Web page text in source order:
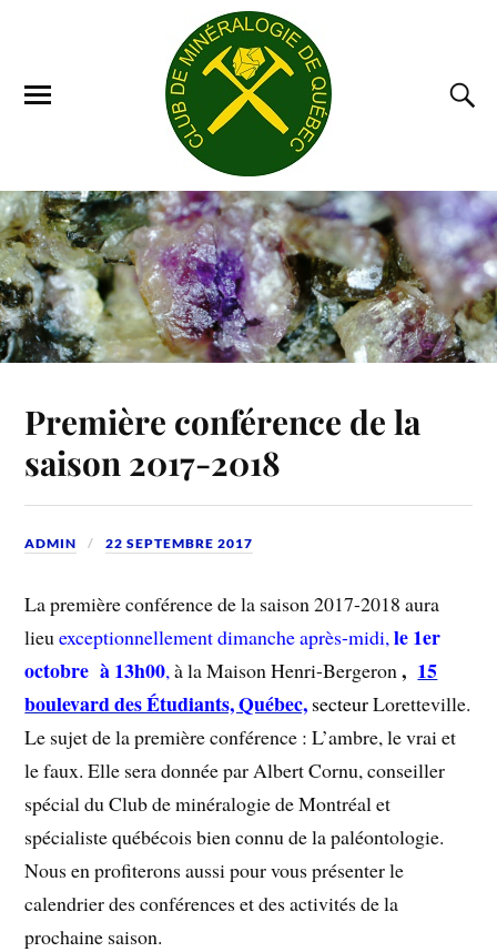
Première conférence de la
saison 2017-2018
ADMIN 22 SEPTEMBRE 2017
La première conférence de la saison 2017-2018 aura
lieuexceptionnellement dimanche après-midi,le 1er
octobre à 13h00,à la Maison Henri-Bergeron, 15
boulevard des Étudiants, Québec, secteurLoretteville.
Le sujet de la première conférence : L’ambre, le vrai et
le faux. Elle sera donnée par Albert Cornu, conseiller
spécial du Club de minéralogie de Montréal et
spécialiste québécois bien connu de la paléontologie.
Nous en profiterons aussi pour vous présenter le
calendrier des conférences et des activités de la
prochaine saison.